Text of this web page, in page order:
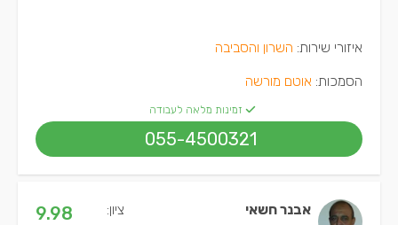
איזורי שירות: השרון והסביבה
הסמכות: אוטם מורשה
זמינות מלאה לעבודה
055-4500321
אבנר חשאי ציון: 9.98